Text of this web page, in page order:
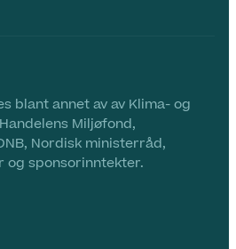
blant annet av av Klima- og
Miljøfond,
Nordisk ministerråd,
og sponsorinntekter.